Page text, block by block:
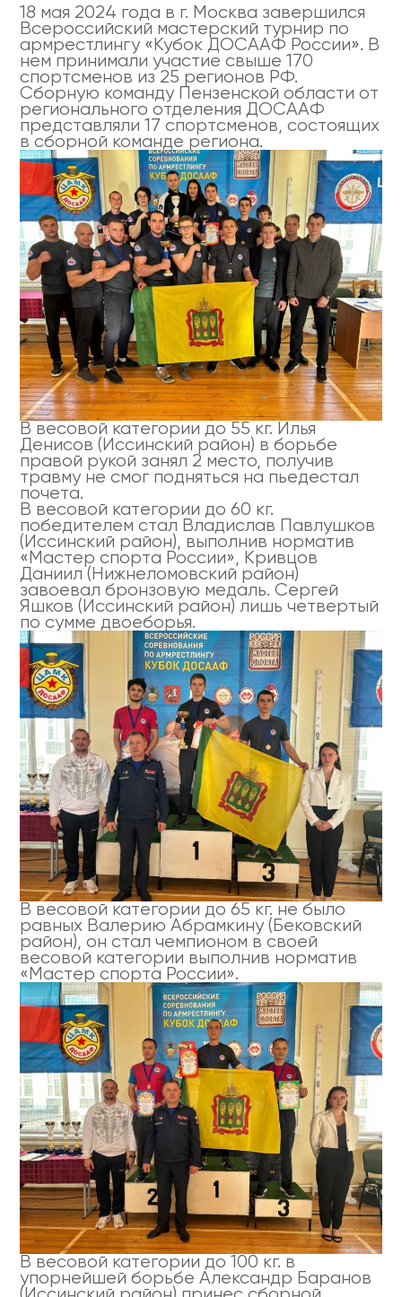
18 мая 2024 года в г. Москва завершился
Всероссийский мастерский турнир по
армрестлингу «Кубок ДОСААФ России». В
нем принимали участие свыше 170
спортсменов из 25 регионов РФ.
Сборную команду Пензенской области от
регионального отделения ДОСААФ
представляли 17 спортсменов, состоящих
в сборной команде региона.
В весовой категории до 55 кг. Илья
Денисов (Иссинский район) в борьбе
правой рукой занял 2 место, получив
травму не смог подняться на пьедестал
почета.
В весовой категории до 60 кг.
победителем стал Владислав Павлушков
(Иссинский район), выполнив норматив
«Мастер спорта России», Кривцов
Даниил (Нижнеломовский район)
завоевал бронзовую медаль. Сергей
Яшков (Иссинский район) лишь четвертый
по сумме двоеборья.
В весовой категории до 65 кг. не было
равных Валерию Абрамкину (Бековский
район), он стал чемпионом в своей
весовой категории выполнив норматив
«Мастер спорта России».
В весовой категории до 100 кг. в
упорнейшей борьбе Александр Баранов